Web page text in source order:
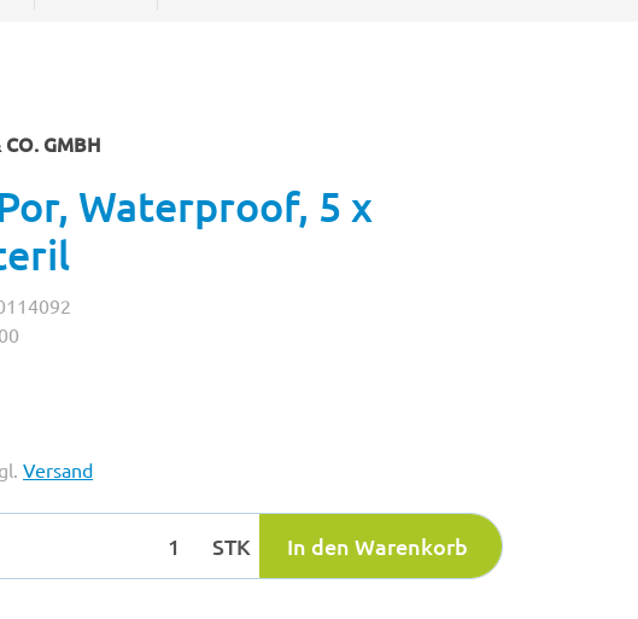
CO. GMBH
Waterproof, 5 x
Versand
STK In den Warenkorb